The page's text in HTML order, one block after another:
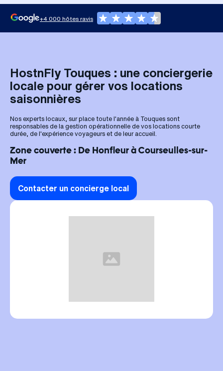
+4 000 hôtes ravis
HostnFly Touques : une conciergerie
locale pour gérer vos locations
saisonnières
Nos experts locaux, sur place toute l'année à Touques sont
responsables de la gestion opérationnelle de vos locations courte
durée, de l'expérience voyageurs et de leur accueil.
Zone couverte : De Honfleur à Courseulles-sur-
Mer
Contacter un concierge local